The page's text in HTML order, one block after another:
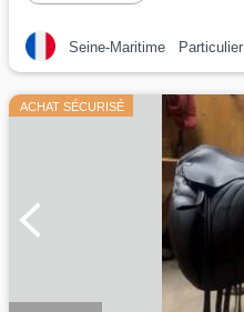
Seine-Maritime Particulier
ACHAT SÉCURISÉ